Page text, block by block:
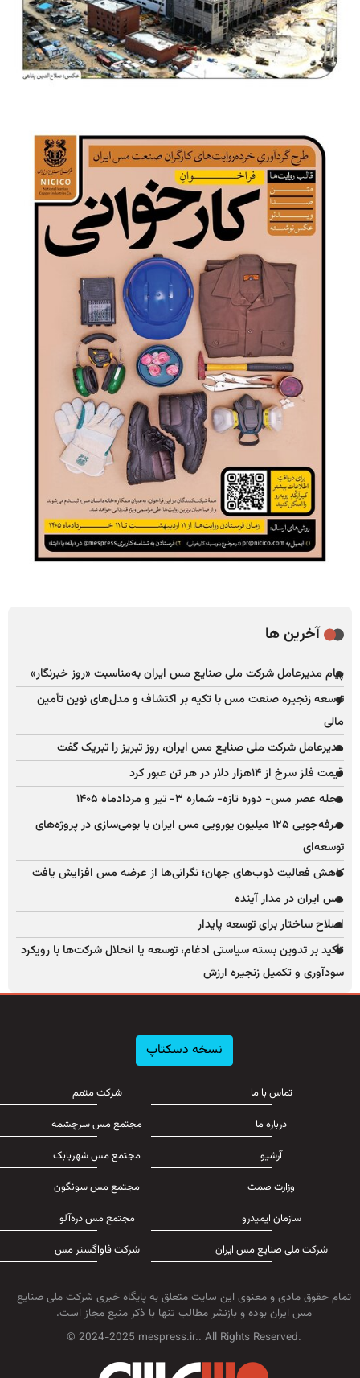
آخرین ها
پیام مدیرعامل شرکت ملی صنایع مس ایران به‌مناسبت «روز خبرنگار»
توسعه زنجیره صنعت مس با تکیه بر اکتشاف و مدل‌های نوین تأمین
مالی
مدیرعامل شرکت ملی صنایع مس ایران، روز تبریز را تبریک گفت
قیمت فلز سرخ از ۱۴هزار دلار در هر تن عبور کرد
مجله عصر مس- دوره تازه- شماره ۳- تیر و مردادماه ۱۴۰۵
صرفه‌جویی ۱۲۵ میلیون یورویی مس ایران با بومی‌سازی در پروژه‌های
توسعه‌ای
کاهش فعالیت ذوب‌های جهان؛ نگرانی‌ها از عرضه مس افزایش یافت
مس ایران در مدار آینده
اصلاح ساختار برای توسعه پایدار
تأکید بر تدوین بسته سیاستی ادغام، توسعه یا انحلال شرکت‌ها با رویکرد
سودآوری و تکمیل زنجیره ارزش
نسخه دسکتاپ
تماس با ما
درباره ما
آرشیو
وزارت صمت
سازمان ایمیدرو
شرکت ملی صنایع مس ایران
شرکت متمم
مجتمع مس سرچشمه
مجتمع مس شهربابک
مجتمع مس سونگون
مجتمع مس دره‌آلو
شرکت فاواگستر مس
تمام حقوق مادی و معنوی این سایت متعلق به پایگاه خبری شرکت ملی صنایع
مس ایران بوده و بازنشر مطالب تنها با ذکر منبع مجاز است.
© 2024-2025 mespress.ir.. All Rights Reserved.